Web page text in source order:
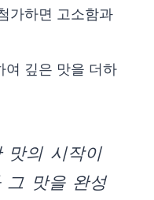
가하면 고소함과
여 깊은 맛을 더하
맛의 시작이
그 맛을 완성